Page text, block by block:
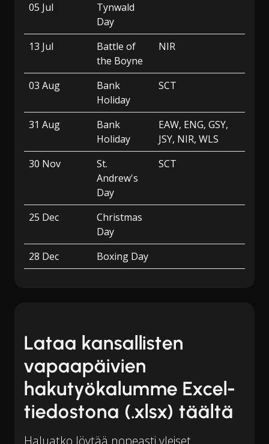
05 Jul
Tynwald
Day
13 Jul
Battle of
the Boyne
NIR
03 Aug
Bank
Holiday
SCT
31 Aug
Bank
Holiday
EAW, ENG, GSY,
JSY, NIR, WLS
30 Nov
St.
Andrew's
Day
SCT
25 Dec
Christmas
Day
28 Dec
Boxing Day
Lataa kansallisten
vapaapäivien
hakutyökalumme Excel-
tiedostona (.xlsx) täältä
Haluatko löytää nopeasti yleiset